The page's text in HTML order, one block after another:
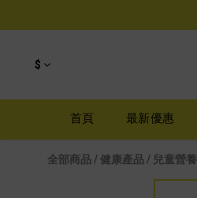
$
首頁 最新優惠
全部商品 /健康產品 / 兒童營養